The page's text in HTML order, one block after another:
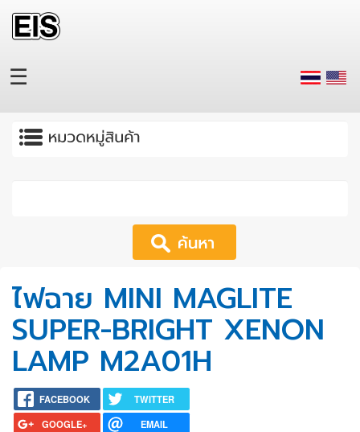
Skip to main content
☰
Apply
ไฟฉาย MINI MAGLITE
SUPER-BRIGHT XENON
LAMP M2A01H
FACEBOOK
TWITTER
GOOGLE+
EMAIL